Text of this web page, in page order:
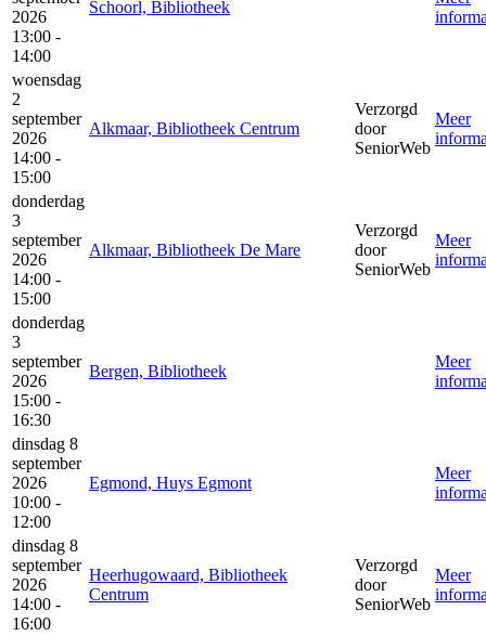
2026
13:00 -
14:00
Schoorl, Bibliotheek
woensdag
2
september
2026
14:00 -
15:00
Alkmaar, Bibliotheek Centrum
Verzorgd
door
SeniorWeb
Meer
donderdag
3
september
2026
14:00 -
15:00
Alkmaar, Bibliotheek De Mare
Verzorgd
door
SeniorWeb
Meer
donderdag
3
september
2026
15:00 -
16:30
Bergen, Bibliotheek
Meer
dinsdag 8
september
2026
10:00 -
12:00
Egmond, Huys Egmont
Meer
dinsdag 8
september
2026
14:00 -
16:00
Heerhugowaard, Bibliotheek
Centrum
Verzorgd
door
SeniorWeb
Meer